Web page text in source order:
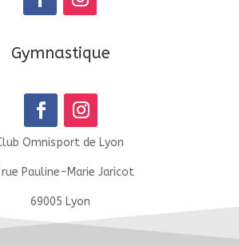
Gymnastique
Omnisport de Lyon
rue Pauline-Marie Jaricot
69005 Lyon